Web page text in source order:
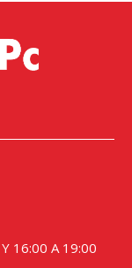
16:00 A 19:00